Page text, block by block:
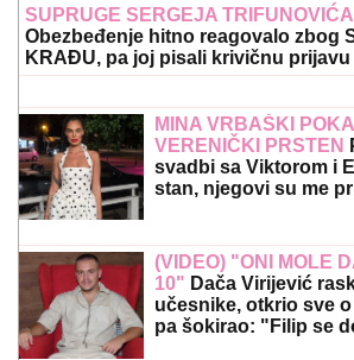
SUPRUGE SERGEJA TRIFUNOVIĆA
Obezbeđenje hitno reagovalo zbog
KRAĐU, pa joj pisali krivičnu prijavu
MINA VRBAŠKI
VERENIČKI PRSTEN
svadbi sa Viktorom i
stan, njegovi su me
(VIDEO) "ONI MOLE
10" Dača Virijević
učesnike, otkrio sve
pa šokirao: "Filip se